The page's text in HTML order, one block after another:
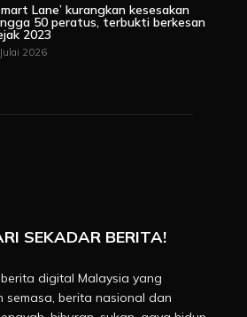
Lane’ kurangkan kesesakan
50 peratus, terbukti berkesan
2023
2026
SEKADAR BERITA!
digital Malaysia yang
semasa, berita nasional dan